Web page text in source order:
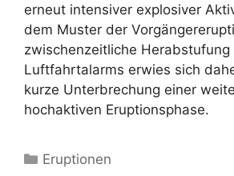
erneut intensiver explosiver
dem Muster der
zwischenzeitliche Herabstufung
Luftfahrtalarms erwies sich
kurze Unterbrechung einer
hochaktiven Eruptionsphase.
Kategorien
Eruptionen